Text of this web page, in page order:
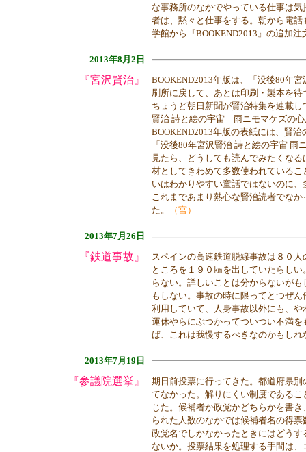
な事務所のなかでやっている仕事は
者は、黙々と仕事をする。朝から電
学館から『BOOKEND2013』の追加
2013年8月2日
『宮沢賢治』
BOOKEND2013年版は、「没後80年
刷所に戻して、あとは印刷・製本を待
ちょうど朝日新聞が賢治特集を連載
賢治 詩と絵の宇宙 雨ニモマケズの
BOOKEND2013年版の表紙には、賢
「没後80年宮沢賢治 詩と絵の宇宙
見たら、どうしても読んでみたくな
材としてきわめて多数使われている
いはわかりやすい童話ではないのに
これまであまり熱心な賢治読者でな
た。
（宮）
2013年7月26日
『鉄道事故』
スペインの高速鉄道脱線事故は８０
ところを１９０㎞を出していたらし
らない。詳しいことは分からないが
もしない。事故の時に限ってとつぜ
利用していて、人身事故以外にも、
運休やらにぶつかってついつい不満
ば、これは我慢するべきなのかもしれ
2013年7月19日
『参議院選挙』
期日前投票に行ってきた。都道府県
てなかった。解りにくい制度である
じた。候補者か政党かどちらかを書
られた人数のなかでは候補者名の得
政党名でしかなかったときにはどう
ないか。投票結果を処理する手間は